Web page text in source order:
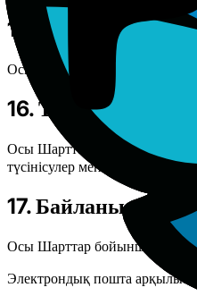
15. Бөлінушілік
Осы Шарттардың кез келген
16. Толық келісім
Осы Шарттар Құпиялылық
түсінісулер мен
17. Байланыс
Осы Шарттар бойынша
Электрондық пошта арқылы: